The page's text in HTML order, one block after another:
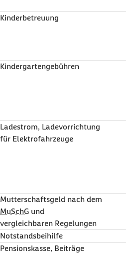
Kinderbetreuung
Kindergartengebühren
Ladestrom, Ladevorrichtung
für Elektrofahrzeuge
Mutterschaftsgeld nach dem
MuSchG und
vergleichbaren Regelungen
Notstandsbeihilfe
Pensionskasse, Beiträge